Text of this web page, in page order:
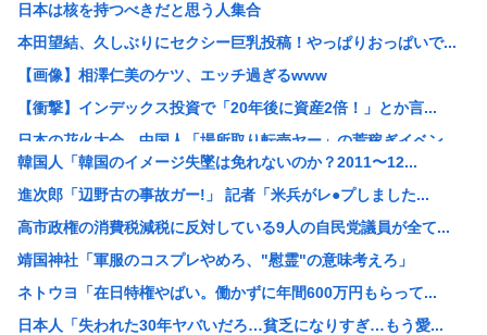
日本は核を持つべきだと思う人集合
本田望結、久しぶりにセクシー巨乳投稿！やっぱりおっぱいで...
【画像】相澤仁美のケツ、エッチ過ぎるwww
【衝撃】インデックス投資で「20年後に資産2倍！」とか言...
日本の花火大会 中国人「場所取り転売ヤー」の荒稼ぎイベン...
【画像】女さん「貧乳だから男水着で市民プールいったら周り...
【悲報】中国製ルーター、またまたバックドア発見www
【産経新聞主張】 佐渡金山 韓国は反日を持ち込むな
元ジャンポケ斉藤慎二被告のTikTokライブが拡散 求刑...
K-POPアイドルの約半数が3年後には姿を消す…損益分岐...
韓国人「韓国のイメージ失墜は免れないのか？2011〜12...
進次郎「辺野古の事故ガー!」 記者「米兵がレ●プしました...
高市政権の消費税減税に反対している9人の自民党議員が全て...
靖国神社「軍服のコスプレやめろ、"慰霊"の意味考えろ」
ネトウヨ「在日特権やばい。働かずに年間600万円もらって...
日本人「失われた30年ヤバいだろ…貧乏になりすぎ…もう愛...